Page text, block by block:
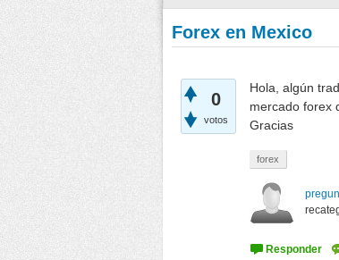
Forex en Mexico
0
votos
Hola, algún
mercado forex
Gracias
forex